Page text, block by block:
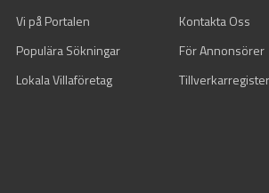
Vi på Portalen
Kontakta Oss
Populära Sökningar
För Annonsörer
Lokala Villaföretag Tillverkarregister